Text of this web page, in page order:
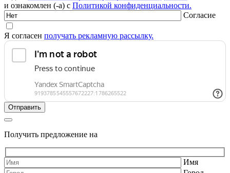
и ознакомлен (-а) с Политикой конфиденциальности.
Согласие
Я согласен получать рекламную рассылку.
Получить предложение на
Имя